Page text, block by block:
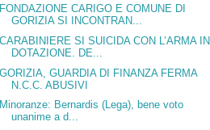
FONDAZIONE CARIGO E COMUNE DI
GORIZIA SI INCONTRAN...
CARABINIERE SI SUICIDA CON L’ARMA IN
DOTAZIONE. DE...
GORIZIA, GUARDIA DI FINANZA FERMA
N.C.C. ABUSIVI
Minoranze: Bernardis (Lega), bene voto
unanime a d...